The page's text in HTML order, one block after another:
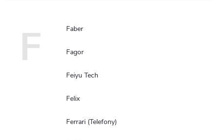
F Faber
Fagor
Feiyu Tech
Felix
Ferrari (Telefony)